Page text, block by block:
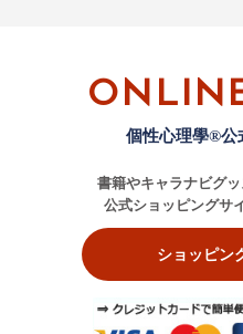
個性心理學®公
書籍やキャラナビグ
公式ショッピングサ
ショッピン